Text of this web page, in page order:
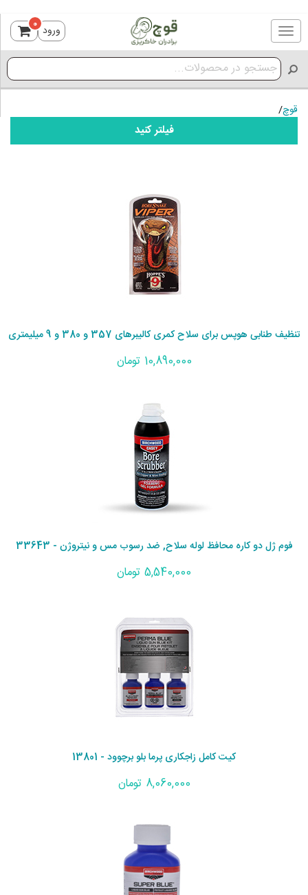
Toggle
navigation
ورود 0
قوچ/
فیلتر کنید
تنظیف طنابی هوپس برای سلاح کمری کالیبرهای 357 و 380 و 9 میلیمتری
10,890,000 تومان
فوم ژل دو کاره محافظ لوله سلاح, ضد رسوب مس و نیتروژن - 33643
5,540,000 تومان
کیت کامل زاجکاری پرما بلو برچوود - 13801
8,060,000 تومان